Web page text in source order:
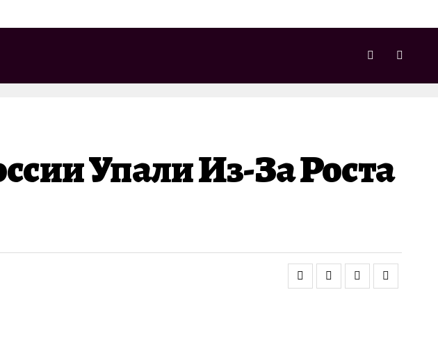
Упали Из-За Роста